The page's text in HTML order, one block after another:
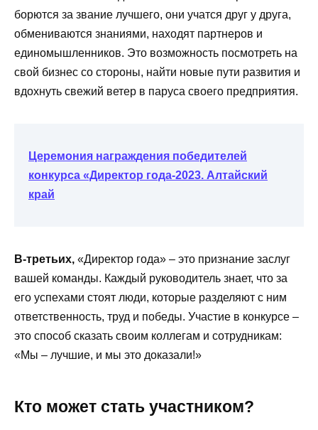
борются за звание лучшего, они учатся друг у друга,
обмениваются знаниями, находят партнеров и
единомышленников. Это возможность посмотреть на
свой бизнес со стороны, найти новые пути развития и
вдохнуть свежий ветер в паруса своего предприятия.
Церемония награждения победителей
конкурса «Директор года-2023. Алтайский
край
В-третьих, «Директор года» – это признание заслуг
вашей команды. Каждый руководитель знает, что за
его успехами стоят люди, которые разделяют с ним
ответственность, труд и победы. Участие в конкурсе –
это способ сказать своим коллегам и сотрудникам:
«Мы – лучшие, и мы это доказали!»
Кто может стать участником?